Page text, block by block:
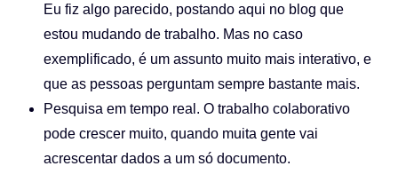
Eu fiz algo parecido, postando aqui no blog que
estou mudando de trabalho. Mas no caso
exemplificado, é um assunto muito mais interativo, e
que as pessoas perguntam sempre bastante mais.
Pesquisa em tempo real. O trabalho colaborativo
pode crescer muito, quando muita gente vai
acrescentar dados a um só documento.